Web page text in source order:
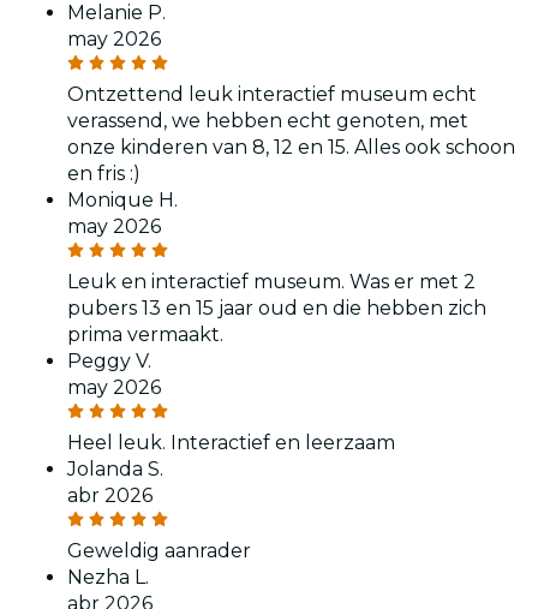
Melanie P.
may 2026
Ontzettend leuk interactief museum echt
verassend, we hebben echt genoten, met
onze kinderen van 8, 12 en 15. Alles ook schoon
en fris :)
Monique H.
may 2026
Leuk en interactief museum. Was er met 2
pubers 13 en 15 jaar oud en die hebben zich
prima vermaakt.
Peggy V.
may 2026
Heel leuk. Interactief en leerzaam
Jolanda S.
abr 2026
Geweldig aanrader
Nezha L.
abr 2026